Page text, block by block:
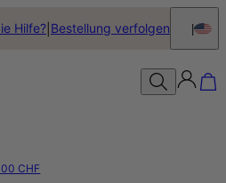
Hilfe? Bestellung verfolgen
CHF